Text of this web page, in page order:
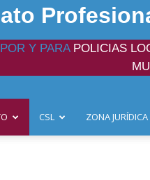
POR Y PARAPOLICIAS
CSL ZONA JURÍDICA